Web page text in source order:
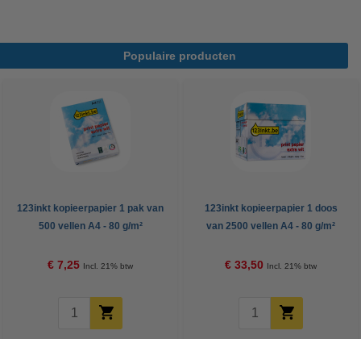
Populaire producten
123inkt kopieerpapier 1 pak van
500 vellen A4 - 80 g/m²
€ 7,25 Incl. 21% btw
123inkt kopieerpapier 1 doos
van 2500 vellen A4 - 80 g/m²
€ 33,50 Incl. 21% btw